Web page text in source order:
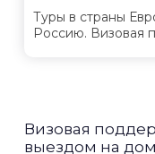
Туры в страны
Россию. Визовая
Визовая
выездом на дом